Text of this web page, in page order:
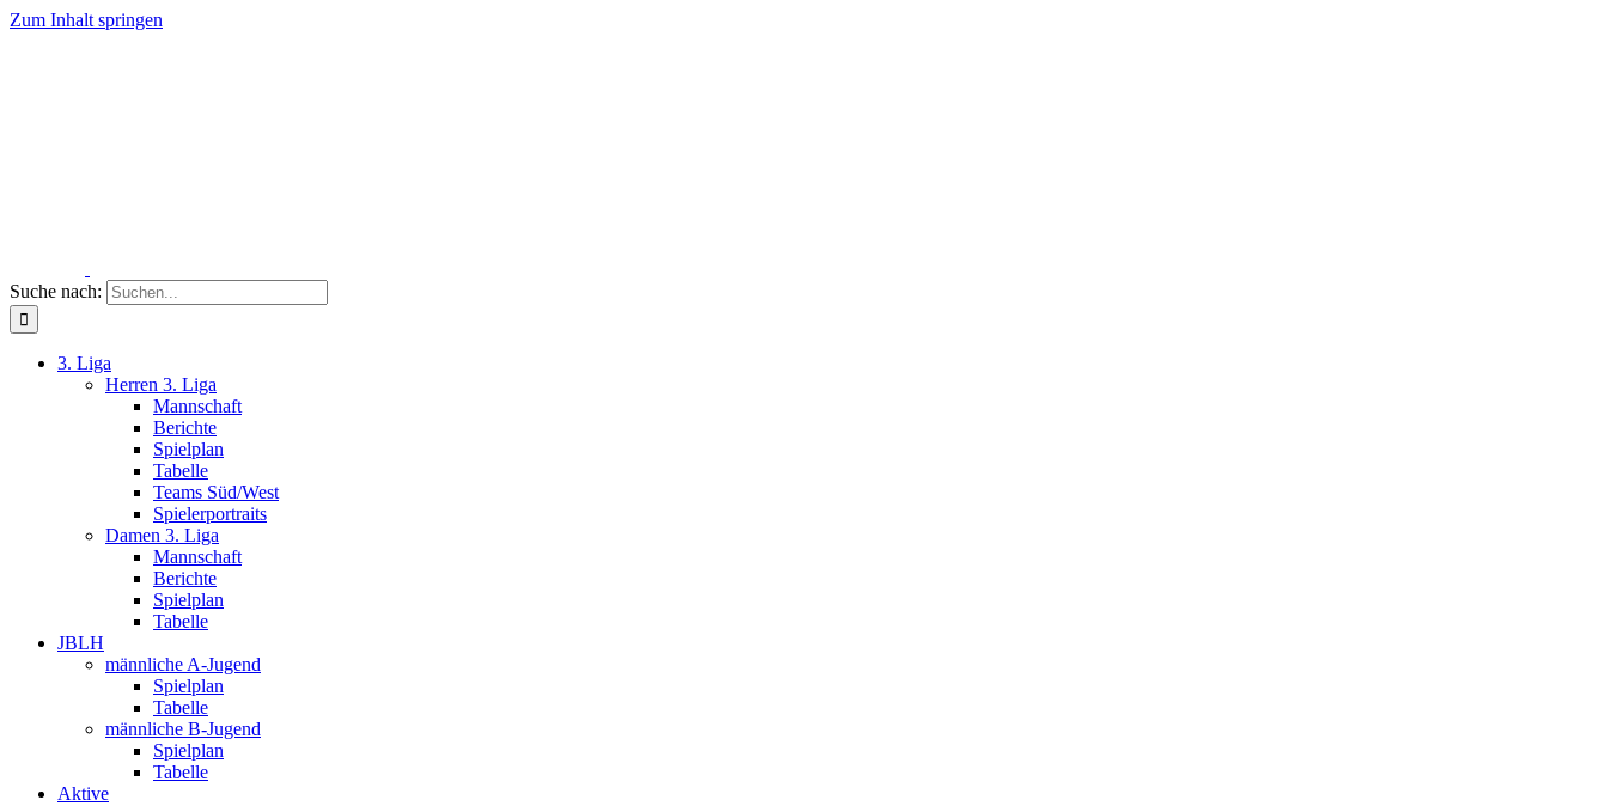
Zum Inhalt springen
Suche nach:
3. Liga
Herren 3. Liga
Mannschaft
Berichte
Spielplan
Tabelle
Teams Süd/West
Spielerportraits
Damen 3. Liga
Mannschaft
Berichte
Spielplan
Tabelle
JBLH
männliche A-Jugend
Spielplan
Tabelle
männliche B-Jugend
Spielplan
Tabelle
Aktive